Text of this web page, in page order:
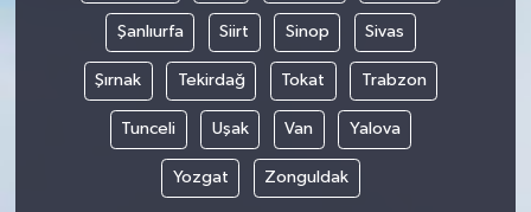
Şanlıurfa Siirt Sinop Sivas
Şırnak Tekirdağ Tokat Trabzon
Tunceli Uşak Van Yalova
Yozgat Zonguldak